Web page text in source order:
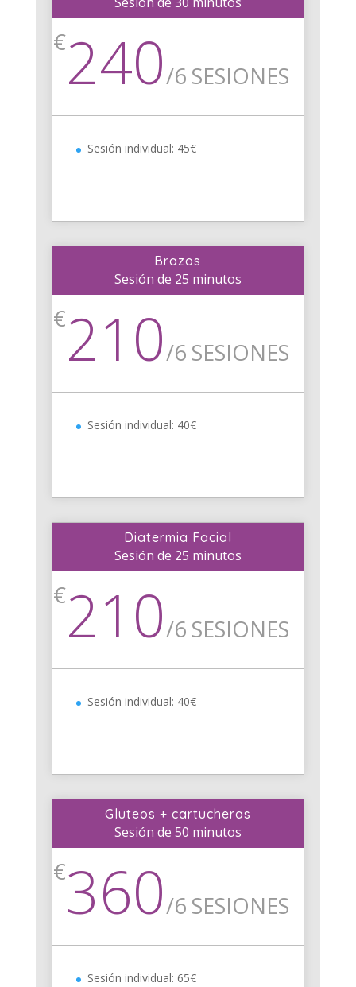
€240/6 SESIONES
Sesión individual: 45€
Brazos
Sesión de 25 minutos
€210/6 SESIONES
Sesión individual: 40€
Diatermia Facial
Sesión de 25 minutos
€210/6 SESIONES
Sesión individual: 40€
Gluteos + cartucheras
Sesión de 50 minutos
€360/6 SESIONES
Sesión individual: 65€